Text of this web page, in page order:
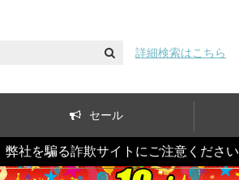
詳細検索はこちら
セール
弊社を騙る詐欺サイトにご注意ください